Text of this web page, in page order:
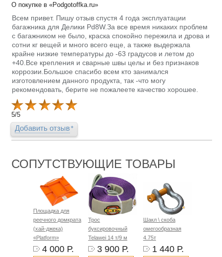
О покупке в «Podgotoffka.ru»
Всем привет. Пишу отзыв спустя 4 года эксплуатации
багажника для Делики Pd8W.За все время никаких проблем
с багажником не было, краска спокойно пережила и дрова и
сотни кг вещей и много всего еще, а также выдержала
крайне низкие температуры до -63 градусов и летом до
+40.Все крепления и сварные швы целы и без признаков
коррозии.Большое спасибо всем кто занимался
изготовлением данного продукта, так -что могу
рекомендовать, берите не пожалеете качество хорошее.
5/5
Добавить отзыв
СОПУТСТВУЮЩИЕ ТОВАРЫ
Площадка для
реечного домкрата
(хай-джека)
«Platform»
4 000 Р.
Трос
буксировочный
Telawei 14 т/9 м
3 900 Р.
Шакл \ скоба
омегообразная
4.75т
1 440 Р.